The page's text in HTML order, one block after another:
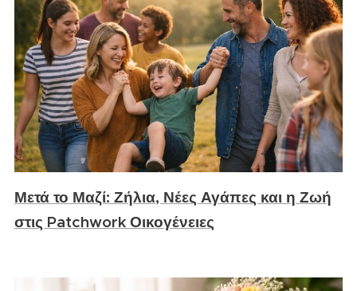
Μετά το Μαζί: Ζήλια, Νέες Αγάπες και η Ζωή
στις Patchwork Οικογένειες